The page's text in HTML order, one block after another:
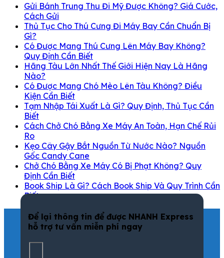
Gửi Bánh Trung Thu Đi Mỹ Được Không? Giá Cước,
Cách Gửi
Thủ Tục Cho Thú Cưng Đi Máy Bay Cần Chuẩn Bị
Gì?
Có Được Mang Thú Cưng Lên Máy Bay Không?
Quy Định Cần Biết
Hãng Tàu Lớn Nhất Thế Giới Hiện Nay Là Hãng
Nào?
Có Được Mang Chó Mèo Lên Tàu Không? Điều
Kiện Cần Biết
Tạm Nhập Tái Xuất Là Gì? Quy Định, Thủ Tục Cần
Biết
Cách Chở Chó Bằng Xe Máy An Toàn, Hạn Chế Rủi
Ro
Kẹo Cây Gậy Bắt Nguồn Từ Nước Nào? Nguồn
Gốc Candy Cane
Chở Chó Bằng Xe Máy Có Bị Phạt Không? Quy
Định Cần Biết
Book Ship Là Gì? Cách Book Ship Và Quy Trình Cần
Biết
Để lại thông tin để được NHANH Express
hỗ trợ tư vấn miễn phí ngay